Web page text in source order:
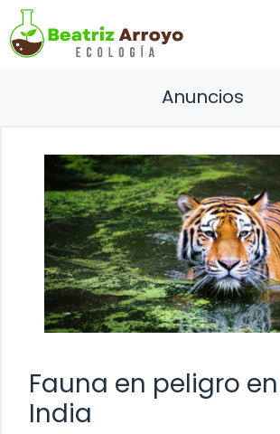
Saltar
al
contenido
Anuncios
Fauna en peligro
India